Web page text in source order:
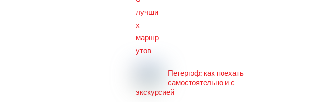
Петергоф: как поехать
самостоятельно и с
экскурсией